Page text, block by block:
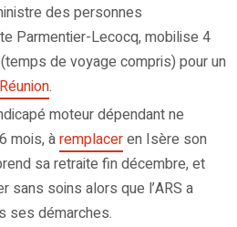
des personnes
Parmentier-Lecocq, mobilise 4
de voyage compris) pour un
.
moteur dépendant ne
mois, àremplaceren Isère son
sa retraite fin décembre, et
sans soins alors que l’ARS a
ses démarches.